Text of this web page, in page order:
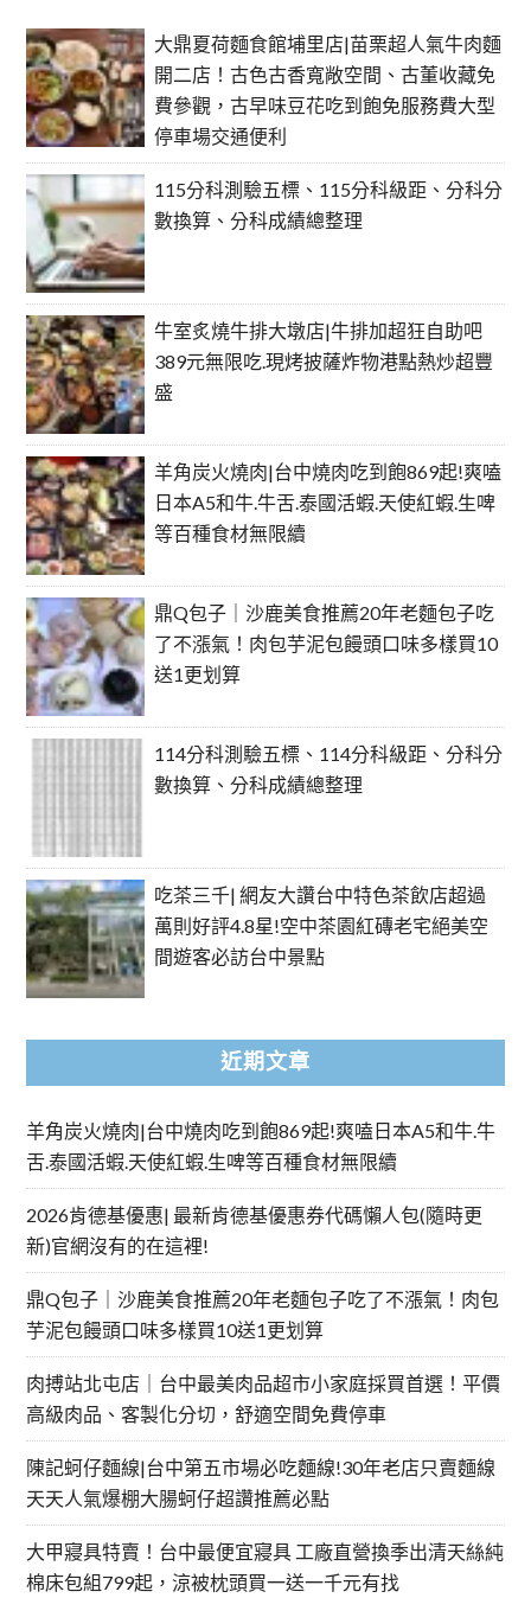
大鼎夏荷麵食館埔里店|苗栗超人氣牛肉麵
開二店！古色古香寬敞空間、古董收藏免
費參觀，古早味豆花吃到飽免服務費大型
停車場交通便利
115分科測驗五標、115分科級距、分科分
數換算、分科成績總整理
牛室炙燒牛排大墩店|牛排加超狂自助吧
389元無限吃.現烤披薩炸物港點熱炒超豐
盛
羊角炭火燒肉|台中燒肉吃到飽869起!爽嗑
日本A5和牛.牛舌.泰國活蝦.天使紅蝦.生啤
等百種食材無限續
鼎Q包子｜沙鹿美食推薦20年老麵包子吃
了不漲氣！肉包芋泥包饅頭口味多樣買10
送1更划算
114分科測驗五標、114分科級距、分科分
數換算、分科成績總整理
吃茶三千| 網友大讚台中特色茶飲店超過
萬則好評4.8星!空中茶園紅磚老宅絕美空
間遊客必訪台中景點
近期文章
羊角炭火燒肉|台中燒肉吃到飽869起!爽嗑日本A5和牛.牛
舌.泰國活蝦.天使紅蝦.生啤等百種食材無限續
2026肯德基優惠| 最新肯德基優惠券代碼懶人包(隨時更
新)官網沒有的在這裡!
鼎Q包子｜沙鹿美食推薦20年老麵包子吃了不漲氣！肉包
芋泥包饅頭口味多樣買10送1更划算
肉搏站北屯店｜台中最美肉品超市小家庭採買首選！平價
高級肉品、客製化分切，舒適空間免費停車
陳記蚵仔麵線|台中第五市場必吃麵線!30年老店只賣麵線
天天人氣爆棚大腸蚵仔超讚推薦必點
大甲寢具特賣！台中最便宜寢具 工廠直營換季出清天絲純
棉床包組799起，涼被枕頭買一送一千元有找